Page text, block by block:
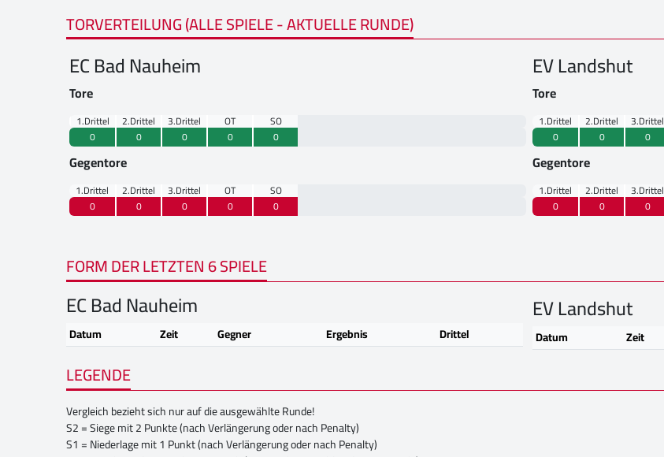
TORVERTEILUNG (ALLE SPIELE - AKTUELLE RUNDE)
EC Bad Nauheim
Tore
1.Drittel 2.Drittel 3.Drittel OT
SO
0
0 0 0 0
Gegentore
1.Drittel 2.Drittel 3.Drittel OT
SO
0
0 0 0 0
EV Landshut
Tore
1.Drittel 2.Drittel 3.Drittel
0
0 0
Gegentore
1.Drittel 2.Drittel 3.Drittel
0
0 0
FORM DER LETZTEN 6 SPIELE
EC Bad Nauheim
Datum Zeit Gegner Ergebnis Drittel
EV Landshut
Datum Zeit
LEGENDE
Vergleich bezieht sich nur auf die ausgewählte Runde!
S2 = Siege mit 2 Punkte (nach Verlängerung oder nach Penalty)
S1 = Niederlage mit 1 Punkt (nach Verlängerung oder nach Penalty)